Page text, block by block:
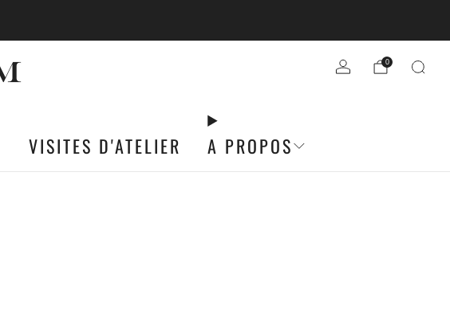
VISITES D'ATELIER A PROPOS
0